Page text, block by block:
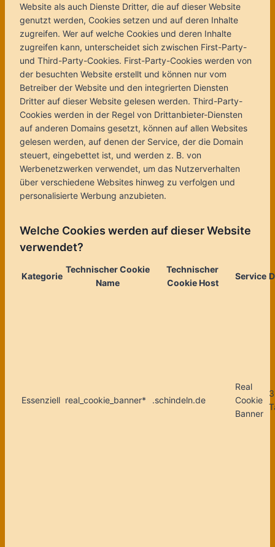
Website als auch Dienste Dritter, die auf dieser Website
genutzt werden, Cookies setzen und auf deren Inhalte
zugreifen. Wer auf welche Cookies und deren Inhalte
zugreifen kann, unterscheidet sich zwischen First-Party-
und Third-Party-Cookies. First-Party-Cookies werden von
der besuchten Website erstellt und können nur vom
Betreiber der Website und den integrierten Diensten
Dritter auf dieser Website gelesen werden. Third-Party-
Cookies werden in der Regel von Drittanbieter-Diensten
auf anderen Domains gesetzt, können auf allen Websites
gelesen werden, auf denen der Service, der die Domain
steuert, eingebettet ist, und werden z. B. von
Werbenetzwerken verwendet, um das Nutzerverhalten
über verschiedene Websites hinweg zu verfolgen und
personalisierte Werbung anzubieten.
Welche Cookies werden auf dieser Website
verwendet?
Kategorie
Technischer Cookie
Name
Technischer
Cookie Host
Service
Essenziell real_cookie_banner* .schindeln.de
Real
Cookie
Banner